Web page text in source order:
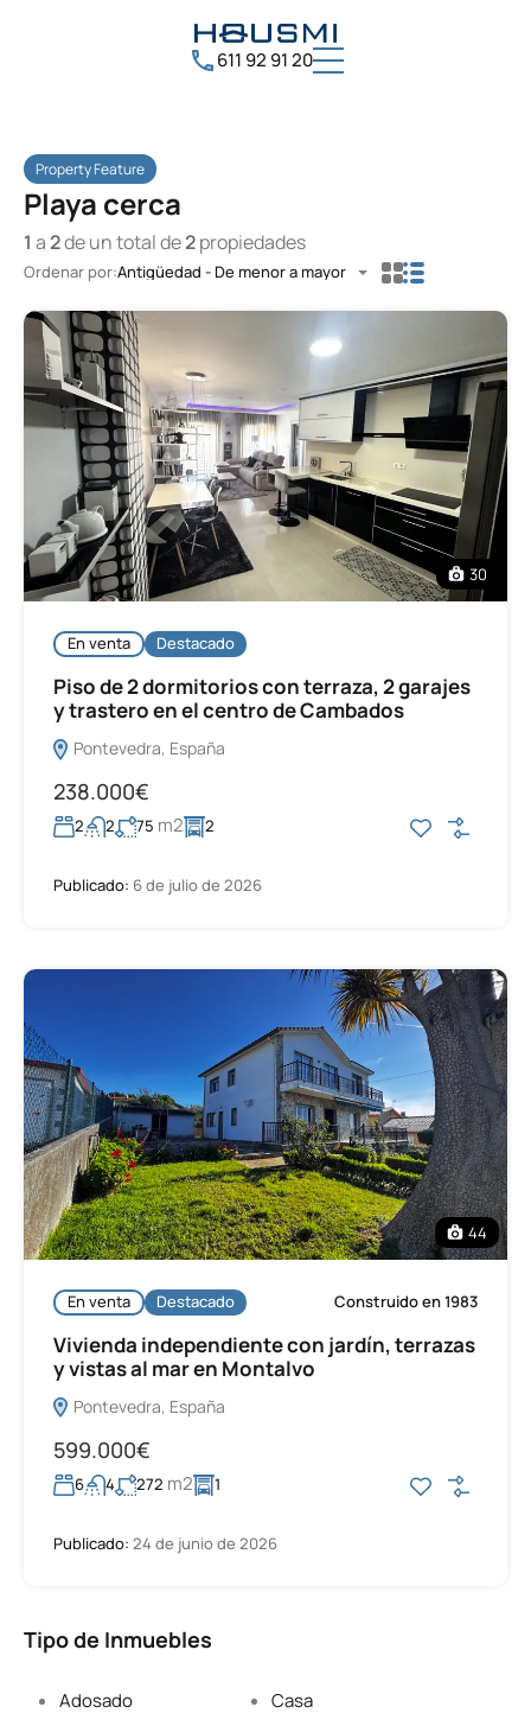
611 92 91 20
Property Feature
Playa cerca
1 a2de un total de2propiedades
Ordenar por:Antigüedad - De menor a mayor
30
En venta Destacado
Piso de 2 dormitorios con terraza, 2 garajes
y trastero en el centro de Cambados
Pontevedra, España
238.000€
2 2 75 m2 2
Publicado: 6 de julio de 2026
44
En venta Destacado Construido en 1983
Vivienda independiente con jardín, terrazas
y vistas al mar en Montalvo
Pontevedra, España
599.000€
6 4 272 m2 1
Publicado: 24 de junio de 2026
Tipo de Inmuebles
Adosado
Casa